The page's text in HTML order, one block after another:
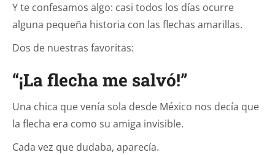
Y te confesamos algo: casi todos los días ocurre
alguna pequeña historia con las flechas amarillas.
Dos de nuestras favoritas:
“¡La flecha me salvó!”
Una chica que venía sola desde México nos decía que
la flecha era como su amiga invisible.
Cada vez que dudaba, aparecía.